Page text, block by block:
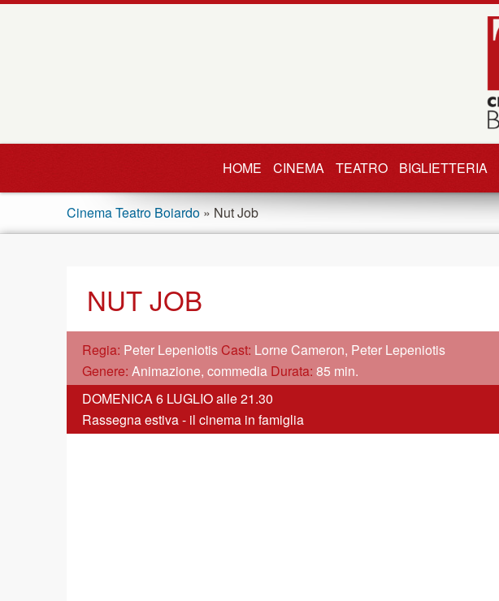
HOME CINEMA TEATRO BIGLIETTERIA
Cinema Teatro Boiardo » Nut Job
NUT JOB
Regia: Peter Lepeniotis Cast: Lorne Cameron, Peter Lepeniotis
Genere: Animazione, commedia Durata: 85 min.
DOMENICA 6 LUGLIO alle 21.30
Rassegna estiva - il cinema in famiglia